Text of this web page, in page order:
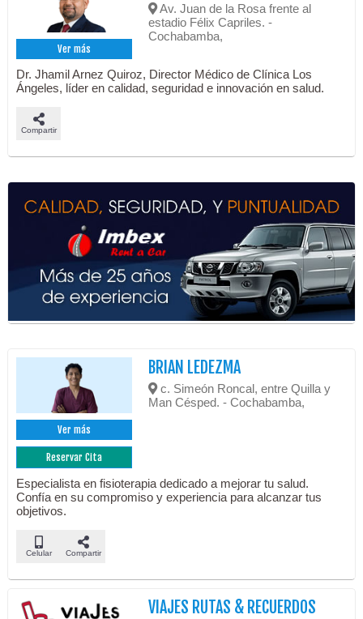
Ver más
Av. Juan de la Rosa frente al
estadio Félix Capriles. -
Cochabamba,
Dr. Jhamil Arnez Quiroz, Director Médico de Clínica Los
Ángeles, líder en calidad, seguridad e innovación en salud.
Compartir
Ver más
Reservar Cita
BRIAN LEDEZMA
c. Simeón Roncal, entre Quilla y
Man Césped. - Cochabamba,
Especialista en fisioterapia dedicado a mejorar tu salud.
Confía en su compromiso y experiencia para alcanzar tus
objetivos.
Celular Compartir
VIAJES RUTAS & RECUERDOS